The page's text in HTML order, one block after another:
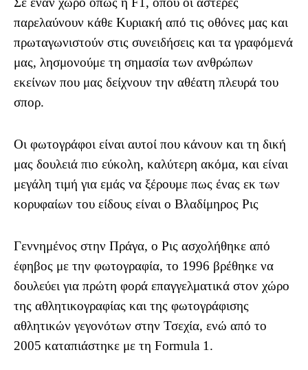
παρελαύνουν κάθε Κυριακή από τις οθόνες μας και
πρωταγωνιστούν στις συνειδήσεις και τα γραφόμενά
μας, λησμονούμε τη σημασία των ανθρώπων
εκείνων που μας δείχνουν την αθέατη πλευρά του
σπορ.
Οι φωτογράφοι είναι αυτοί που κάνουν και τη δική
μας δουλειά πιο εύκολη, καλύτερη ακόμα, και είναι
μεγάλη τιμή για εμάς να ξέρουμε πως ένας εκ των
κορυφαίων του είδους είναι ο Βλαδίμηρος Ρις
Γεννημένος στην Πράγα, ο Ρις ασχολήθηκε από
έφηβος με την φωτογραφία, το 1996 βρέθηκε να
δουλεύει για πρώτη φορά επαγγελματικά στον χώρο
της αθλητικογραφίας και της φωτογράφισης
αθλητικών γεγονότων στην Τσεχία, ενώ από το
2005 καταπιάστηκε με τη Formula 1.